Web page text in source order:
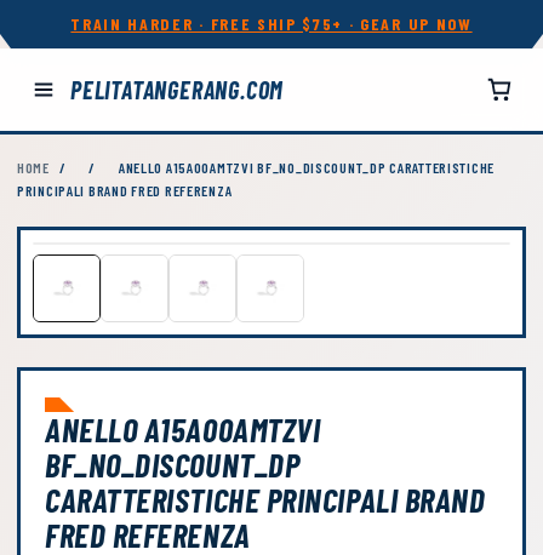
TRAIN HARDER · FREE SHIP $75+ · GEAR UP NOW
PELITATANGERANG.COM
HOME / /
ANELLO A15A00AMTZVI BF_NO_DISCOUNT_DP CARATTERISTICHE
PRINCIPALI BRAND FRED REFERENZA
ANELLO A15A00AMTZVI
BF_NO_DISCOUNT_DP
CARATTERISTICHE PRINCIPALI BRAND
FRED REFERENZA